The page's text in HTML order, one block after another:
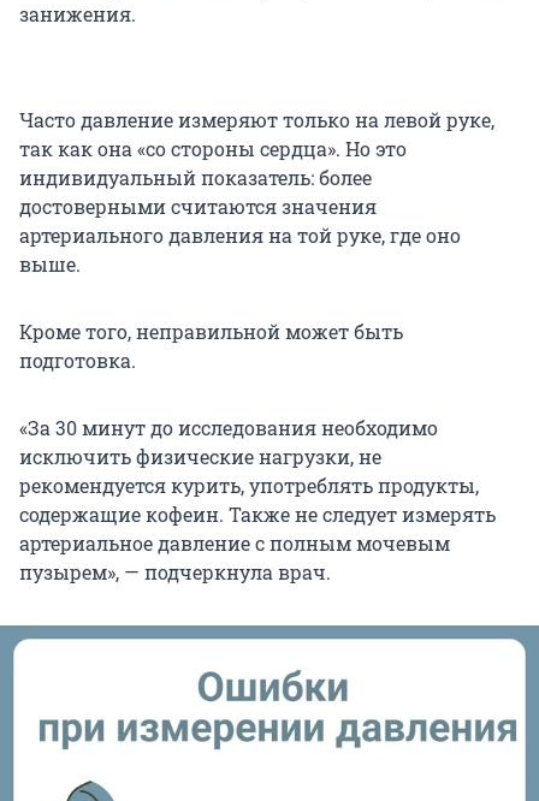
занижения.
Часто давление измеряют только на левой руке,
так как она «со стороны сердца». Но это
индивидуальный показатель: более
достоверными считаются значения
артериального давления на той руке, где оно
выше.
Кроме того, неправильной может быть
подготовка.
«За 30 минут до исследования необходимо
исключить физические нагрузки, не
рекомендуется курить, употреблять продукты,
содержащие кофеин. Также не следует измерять
артериальное давление с полным мочевым
пузырем», — подчеркнула врач.